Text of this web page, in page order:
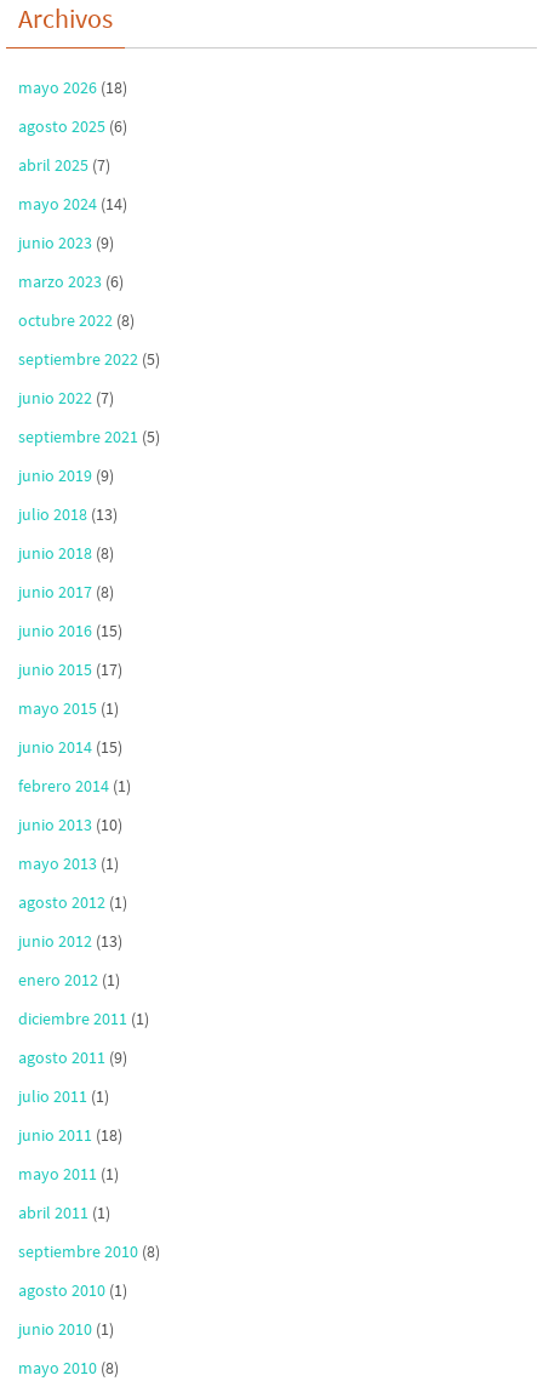
Archivos
mayo 2026 (18)
agosto 2025 (6)
abril 2025 (7)
mayo 2024 (14)
junio 2023 (9)
marzo 2023 (6)
octubre 2022 (8)
septiembre 2022 (5)
junio 2022 (7)
septiembre 2021 (5)
junio 2019 (9)
julio 2018 (13)
junio 2018 (8)
junio 2017 (8)
junio 2016 (15)
junio 2015 (17)
mayo 2015 (1)
junio 2014 (15)
febrero 2014 (1)
junio 2013 (10)
mayo 2013 (1)
agosto 2012 (1)
junio 2012 (13)
enero 2012 (1)
diciembre 2011 (1)
agosto 2011 (9)
julio 2011 (1)
junio 2011 (18)
mayo 2011 (1)
abril 2011 (1)
septiembre 2010 (8)
agosto 2010 (1)
junio 2010 (1)
mayo 2010 (8)